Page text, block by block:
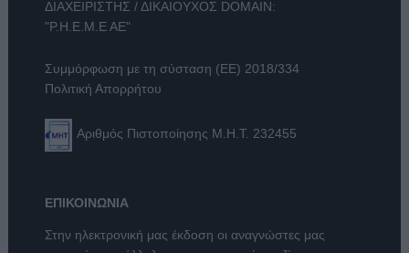
ΔΙΑΧΕΙΡΙΣΤΗΣ / ΔΙΚΑΙΟΥΧΟΣ DOMAIN:
"Ρ.Η.Ε.Μ.Ε ΑΕ"
Συμμόρφωση με τη σύσταση (ΕΕ) 2018/334
Πολιτική Απορρήτου
Αριθμός Πιστοποίησης Μ.Η.Τ. 232455
ΕΠΙΚΟΙΝΩΝΙΑ
Στην ηλεκτρονική μας έκδοση οι αναγνώστες μας